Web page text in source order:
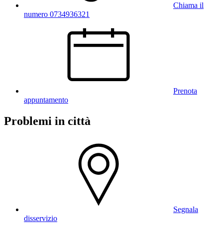
Chiama il
numero 0734936321
Prenota
appuntamento
Problemi in città
Segnala
disservizio